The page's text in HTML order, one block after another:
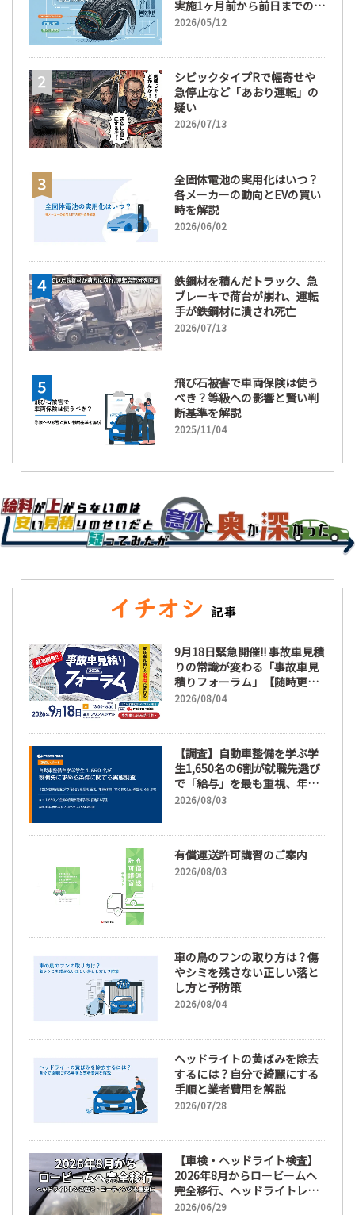
実施1ヶ月前から前日までの期
間が販売において極めて重要
2026/05/12
シビックタイプRで幅寄せや
急停止など「あおり運転」の
疑い
2026/07/13
全固体電池の実用化はいつ？
各メーカーの動向とEVの買い
時を解説
2026/06/02
鉄鋼材を積んだトラック、急
ブレーキで荷台が崩れ、運転
手が鉄鋼材に潰され死亡
2026/07/13
飛び石被害で車両保険は使う
べき？等級への影響と賢い判
断基準を解説
2025/11/04
9月18日緊急開催!! 事故車見積
りの常識が変わる「事故車見
積りフォーラム」【随時更
新】
2026/08/04
【調査】自動車整備を学ぶ学
生1,650名の6割が就職先選び
で「給与」を最も重視、年間
休日「110日以上」希望も
2026/08/03
有償運送許可講習のご案内
2026/08/03
車の鳥のフンの取り方は？傷
やシミを残さない正しい落と
し方と予防策
2026/08/04
ヘッドライトの黄ばみを除去
するには？自分で綺麗にする
手順と業者費用を解説
2026/07/28
【車検・ヘッドライト検査】
2026年8月からロービームへ
完全移行、ヘッドライトレン
ズ磨き・コーティングも重要
2026/06/29